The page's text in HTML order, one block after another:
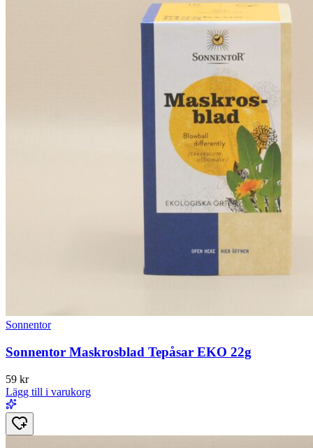
Sonnentor
Sonnentor Maskrosblad Tepåsar EKO 22g
59 kr
Lägg till i varukorg